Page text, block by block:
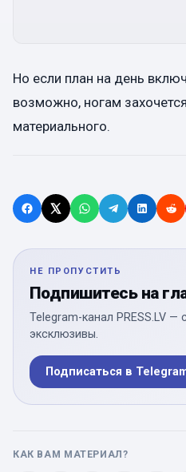
Но если план на день
возможно, ногам
материального.
НЕ ПРОПУСТИТЬ
Подпишитесь на
Telegram-канал PRESS.LV —
эксклюзивы.
Подписаться в
КАК ВАМ МАТЕРИАЛ?